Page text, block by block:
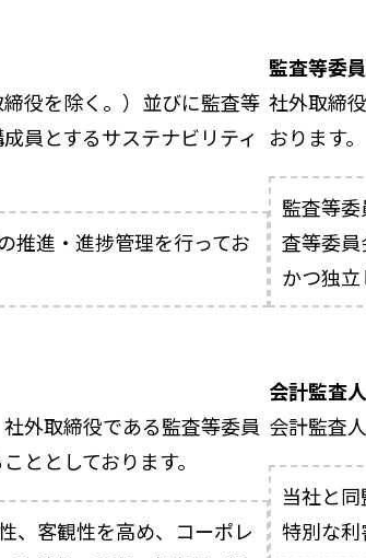
役を除く。）並びに監査等
員とするサステナビリティ
推進・進捗管理を行ってお
監査等委
社外取締
おります。
監査等
査等委
かつ独立
外取締役である監査等委員
ととしております。
、客観性を高め、コーポレ
会計監査人
会計監査
当社と
特別な利